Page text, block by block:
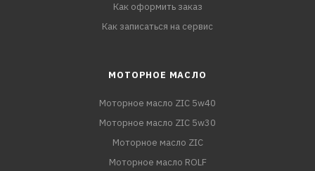
Как оформить заказ
Как записаться на сервис
МОТОРНОЕ МАСЛО
Моторное масло ZIC 5w40
Моторное масло ZIC 5w30
Моторное масло ZIC
Моторное масло ROLF